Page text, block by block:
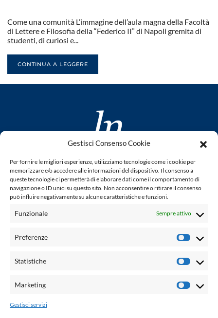
Gestisci Consenso Cookie
Per fornire le migliori esperienze, utilizziamo tecnologie come i cookie per
memorizzare e/o accedere alle informazioni del dispositivo. Il consenso a
queste tecnologie ci permetterà di elaborare dati come il comportamento di
navigazione o ID unici su questo sito. Non acconsentire o ritirare il consenso
può influire negativamente su alcune caratteristiche e funzioni.
Funzionale Sempre attivo
Preferenze
Statistiche
Marketing
Gestisci servizi
Come una comunità L’immagine dell’aula magna della Facoltà
di Lettere e Filosofia della “Federico II” di Napoli gremita di
studenti, di curiosi e...
CONTINUA A LEGGERE
www.laletteraturaenoi.it
fondato da Romano Luperini
Questo blog non rappresenta una testata giornalistica in
quanto viene aggiornato senza alcuna periodicità. Non può
legge n° 62 del 7.03.2001. L'autore non è responsabile per
email: